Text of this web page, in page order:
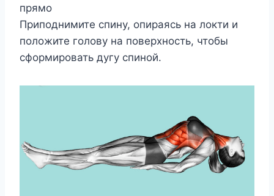
прямо
Приподнимите спину, опираясь на локти и
положите голову на поверхность, чтобы
сформировать дугу спиной.